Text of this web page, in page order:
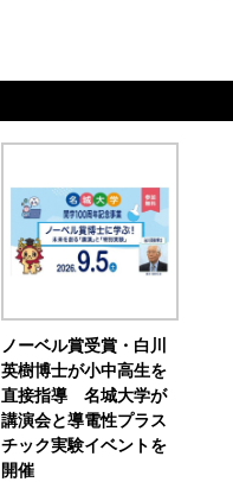
ノーベル賞受賞・白川
英樹博士が小中高生を
直接指導 名城大学が
講演会と導電性プラス
チック実験イベントを
開催